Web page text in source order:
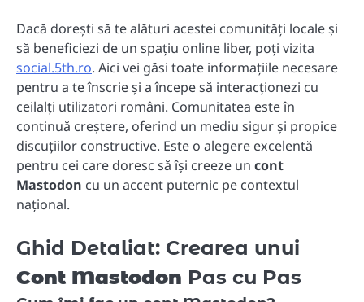
Dacă dorești să te alături acestei comunități locale și
să beneficiezi de un spațiu online liber, poți vizita
social.5th.ro. Aici vei găsi toate informațiile necesare
pentru a te înscrie și a începe să interacționezi cu
ceilalți utilizatori români. Comunitatea este în
continuă creștere, oferind un mediu sigur și propice
discuțiilor constructive. Este o alegere excelentă
pentru cei care doresc să își creeze un cont
Mastodon cu un accent puternic pe contextul
național.
Ghid Detaliat: Crearea unui
Cont Mastodon Pas cu Pas